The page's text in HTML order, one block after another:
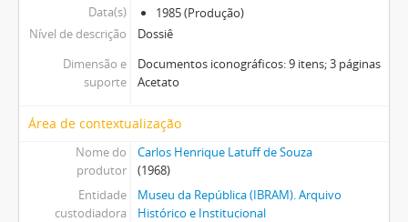
Data(s)
1985 (Produção)
Nível de descrição
Dossiê
Dimensão e
suporte
Documentos iconográficos: 9 itens; 3 páginas
Acetato
Área de contextualização
Nome do
produtor
Carlos Henrique Latuff de Souza
(1968)
Entidade
custodiadora
Museu da República (IBRAM). Arquivo
Histórico e Institucional